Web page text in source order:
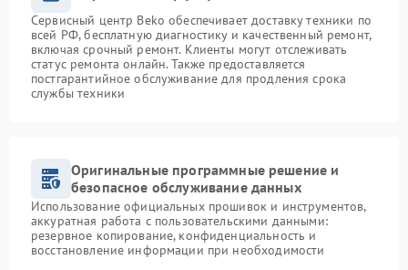
Сервисный центр Beko обеспечивает доставку техники по
всей РФ, бесплатную диагностику и качественный ремонт,
включая срочный ремонт. Клиенты могут отслеживать
статус ремонта онлайн. Также предоставляется
постгарантийное обслуживание для продления срока
службы техники
Оригинальные программные решение и
безопасное обслуживание данных
Использование официальных прошивок и инструментов,
аккуратная работа с пользовательскими данными:
резервное копирование, конфиденциальность и
восстановление информации при необходимости